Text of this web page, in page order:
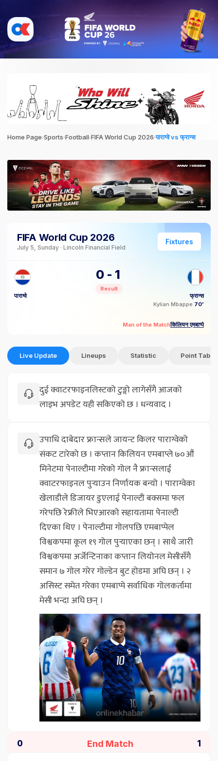
Home Page›Sports›Football›FIFA World Cup 2026›पाराग्वे vs फ्रान्स
FIFA World Cup 2026
July 5, Sunday · Lincoln Financial Field
Fixtures
पाराग्वे
0 - 1
Result
फ्रान्स
Kylian Mbappe 70'
Man of the Matchकिलियन एमबाप्पे
Live Update Lineups Statistic Point Table
दुई क्वाटरफाइनलिस्टको टुङ्गो लागेसँगै आजको
लाइभ अपडेट यही सकिएको छ । धन्यवाद ।
उपाधि दाबेदार फ्रान्सले जायन्ट किलर पाराग्वेको
संकट टारेको छ । कप्तान किलियन एमबाप्ले ७०औं
मिनेटमा पेनाल्टीमा गरेको गोल नै फ्रान्सलाई
क्वाटरफाइनल पुर्‍याउन निर्णायक बन्यो । पाराग्वेका
खेलाडीले डिजायर डुएलाई पेनाल्टी बक्समा फल
गरेपछि रेफ्रीले भिएआरको सहायतामा पेनाल्टी
दिएका थिए । पेनाल्टीमा गोलपछि एमबाप्पेल
विश्वकपमा कूल १९ गोल पुर्‍याएका छन् । साथै जारी
विश्वकपमा अर्जेन्टिनाका कप्तान लियोनल मेसीसँगै
समान ७ गोल गरेर गोल्डेन बुट होडमा अघि छन् । २
असिस्ट समेत गरेका एमबाप्पे सर्वाधिक गोलकर्तामा
मेसी भन्दा अघि छन् ।
0 End Match 1